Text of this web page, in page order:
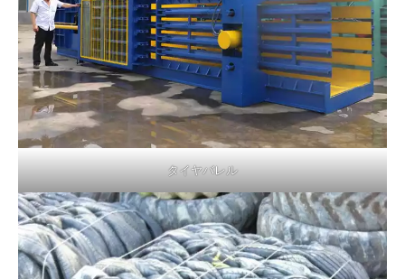
タイヤバレル